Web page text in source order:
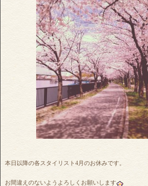
本日以降の各スタイリスト4月のお休みです。
お間違えのないようよろしくお願いします